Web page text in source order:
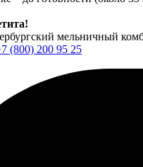
мельничный
(800) 200 95 25